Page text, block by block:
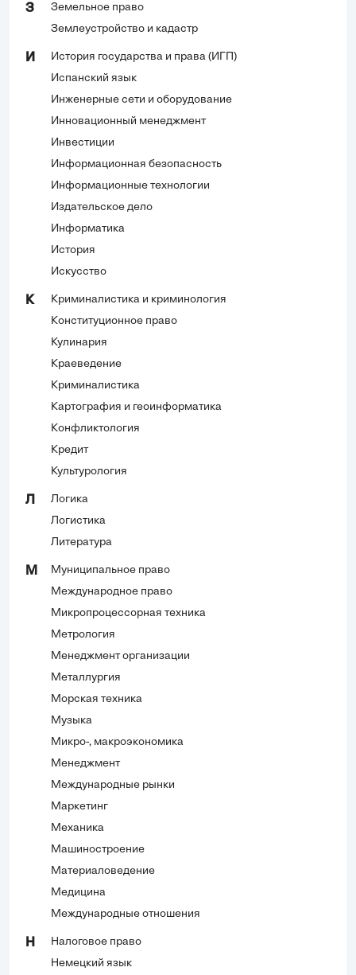
З
Земельное право
Землеустройство и кадастр
И
История государства и права (ИГП)
Испанский язык
Инженерные сети и оборудование
Инновационный менеджмент
Инвестиции
Информационная безопасность
Информационные технологии
Издательское дело
Информатика
История
Искусство
К
Криминалистика и криминология
Конституционное право
Кулинария
Краеведение
Криминалистика
Картография и геоинформатика
Конфликтология
Кредит
Культурология
Л
Логика
Логистика
Литература
М
Муниципальное право
Международное право
Микропроцессорная техника
Метрология
Менеджмент организации
Металлургия
Морская техника
Музыка
Микро-, макроэкономика
Менеджмент
Международные рынки
Маркетинг
Механика
Машиностроение
Материаловедение
Медицина
Международные отношения
Н
Налоговое право
Немецкий язык